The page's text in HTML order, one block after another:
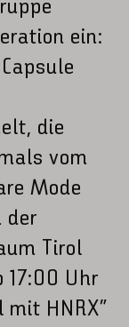
ein:
die
vom
Mode
der
Tirol
17:00 Uhr
HNRX“